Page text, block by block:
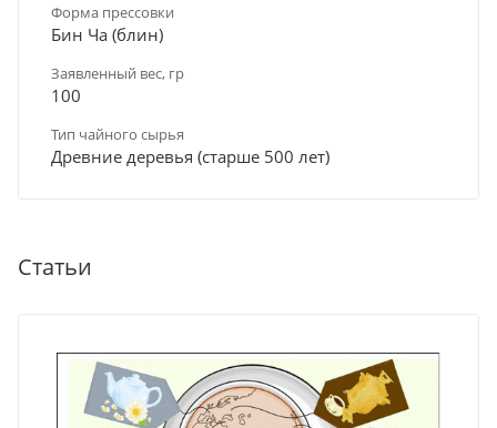
Форма прессовки
Бин Ча (блин)
Заявленный вес, гр
100
Тип чайного сырья
Древние деревья (старше 500 лет)
Статьи